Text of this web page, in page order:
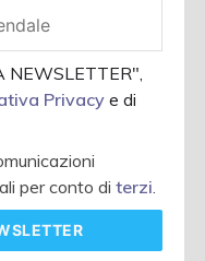
NEWSLETTER",
Privacye di
per conto diterzi.